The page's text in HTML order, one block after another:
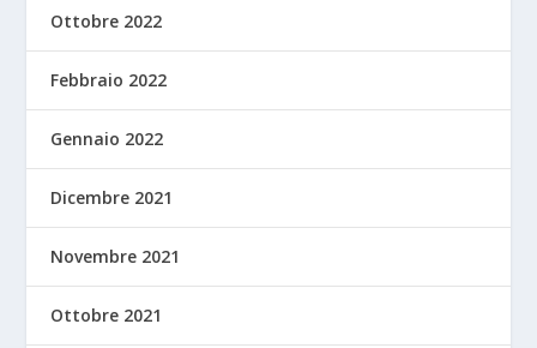
Ottobre 2022
Febbraio 2022
Gennaio 2022
Dicembre 2021
Novembre 2021
Ottobre 2021